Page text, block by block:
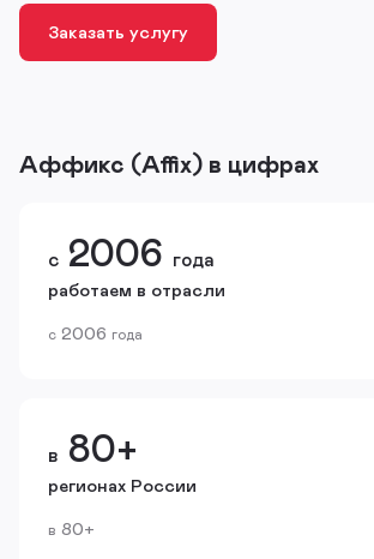
Заказать услугу
Аффикс (Affix) в цифрах
с 2006 года
работаем в отрасли
с 2006 года
в 80+
регионах России
в 80+